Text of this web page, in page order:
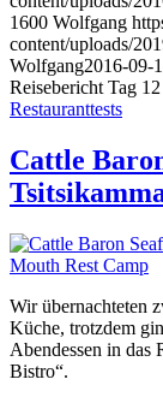
1600 Wolfgang
content/uploads/
Wolfgang2016-09-
Reisebericht Tag
Restauranttests
Cattle
Wir übernachteten
Küche, trotzdem
Abendessen in das
Bistro“.